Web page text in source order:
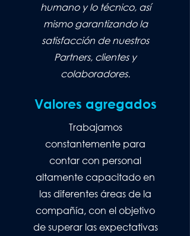
humano y lo técnico, así
mismo garantizando la
satisfacción de nuestros
Partners, clientes y
colaboradores.
Valores agregados
Trabajamos
constantemente para
contar con personal
altamente capacitado en
las diferentes áreas de la
compañía, con el objetivo
de superar las expectativas